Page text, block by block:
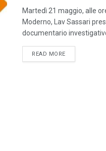
Martedì 21 maggio, alle
Moderno, Lav Sassari
documentario
READ MOREDETAILS